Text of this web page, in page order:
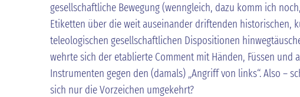
gesellschaftliche Bewegung (wenngleich, dazu komm ich
Etiketten über die weit auseinander driftenden historischen,
teleologischen gesellschaftlichen Dispositionen
wehrte sich der etablierte Comment mit Händen, Füssen und
Instrumenten gegen den (damals) „Angriff von links“. Also –
sich nur die Vorzeichen umgekehrt?